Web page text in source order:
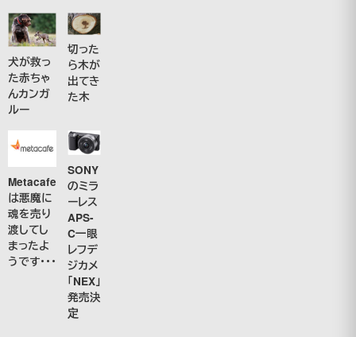
犬が救っ
た赤ちゃ
んカンガ
ルー
切った
ら木が
出てき
た木
Metacafe
は悪魔に
魂を売り
渡してし
まったよ
うです・・・
SONY
のミラ
ーレス
APS-
C一眼
レフデ
ジカメ
「NEX」
発売決
定